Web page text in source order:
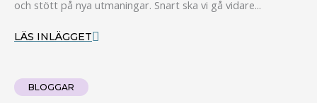
och stött på nya utmaningar. Snart ska vi gå vidare...
LÄS INLÄGGET
BLOGGAR